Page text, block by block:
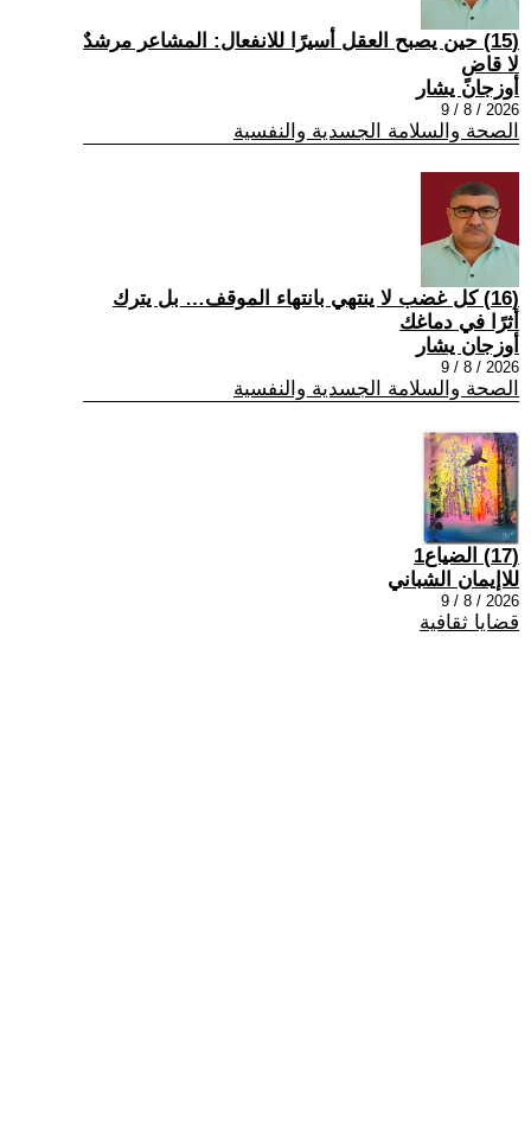
(15) حين يصبح العقل أسيرًا للانفعال: المشاعر مرشدٌ
لا قاضٍ
أوزجان يشار
2026 / 8 / 9
الصحة والسلامة الجسدية والنفسية
(16) كل غضب لا ينتهي بانتهاء الموقف… بل يترك
أثرًا في دماغك
أوزجان يشار
2026 / 8 / 9
الصحة والسلامة الجسدية والنفسية
(17) الضياع1
للاإيمان الشباني
2026 / 8 / 9
قضايا ثقافية